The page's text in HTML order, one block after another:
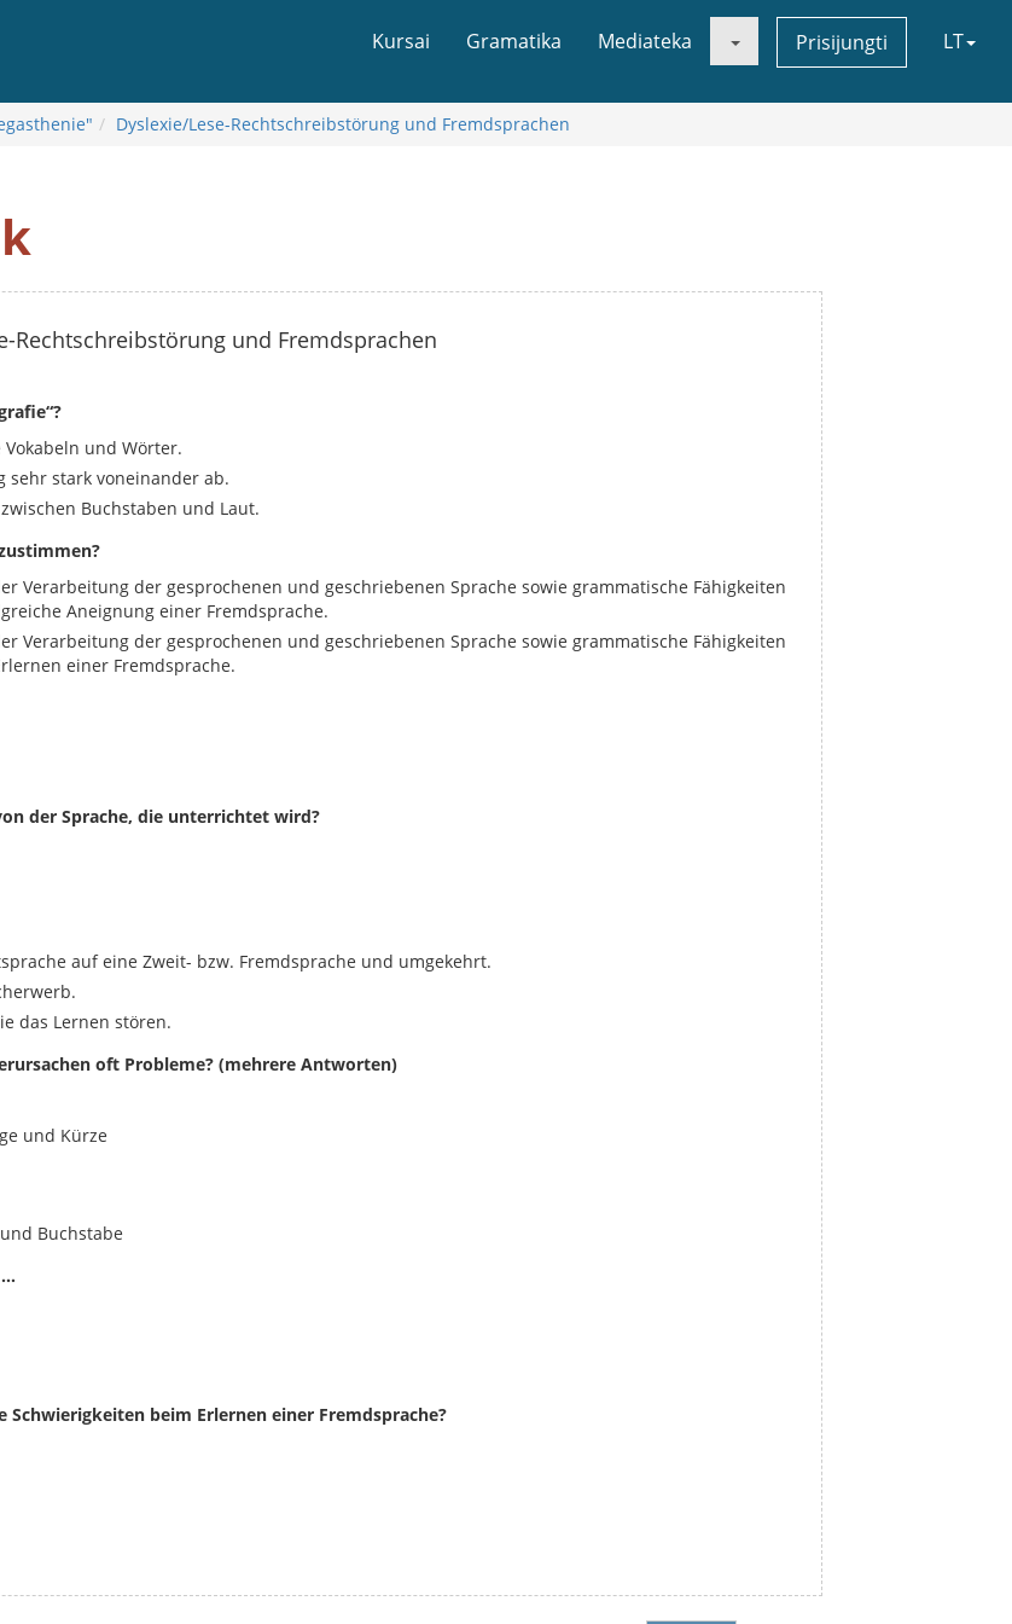
Kursai Gramatika Mediateka Prisijungti LT
Dyslexie/Lese-Rechtschreibstörung und Fremdsprachen
Rechtschreibstörung und Fremdsprachen
und Wörter.
sehr stark voneinander ab.
Buchstaben und Laut.
Verarbeitung der gesprochenen und geschriebenen Sprache sowie grammatische Fähigkeiten
Aneignung einer Fremdsprache.
Verarbeitung der gesprochenen und geschriebenen Sprache sowie grammatische Fähigkeiten
einer Fremdsprache.
der Sprache, die unterrichtet wird?
auf eine Zweit- bzw. Fremdsprache und umgekehrt.
das Lernen stören.
oft Probleme? (mehrere Antworten)
und Kürze
Buchstabe
…
beim Erlernen einer Fremdsprache?